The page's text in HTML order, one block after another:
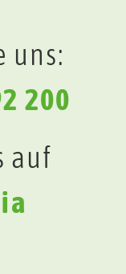
uns:
200
auf